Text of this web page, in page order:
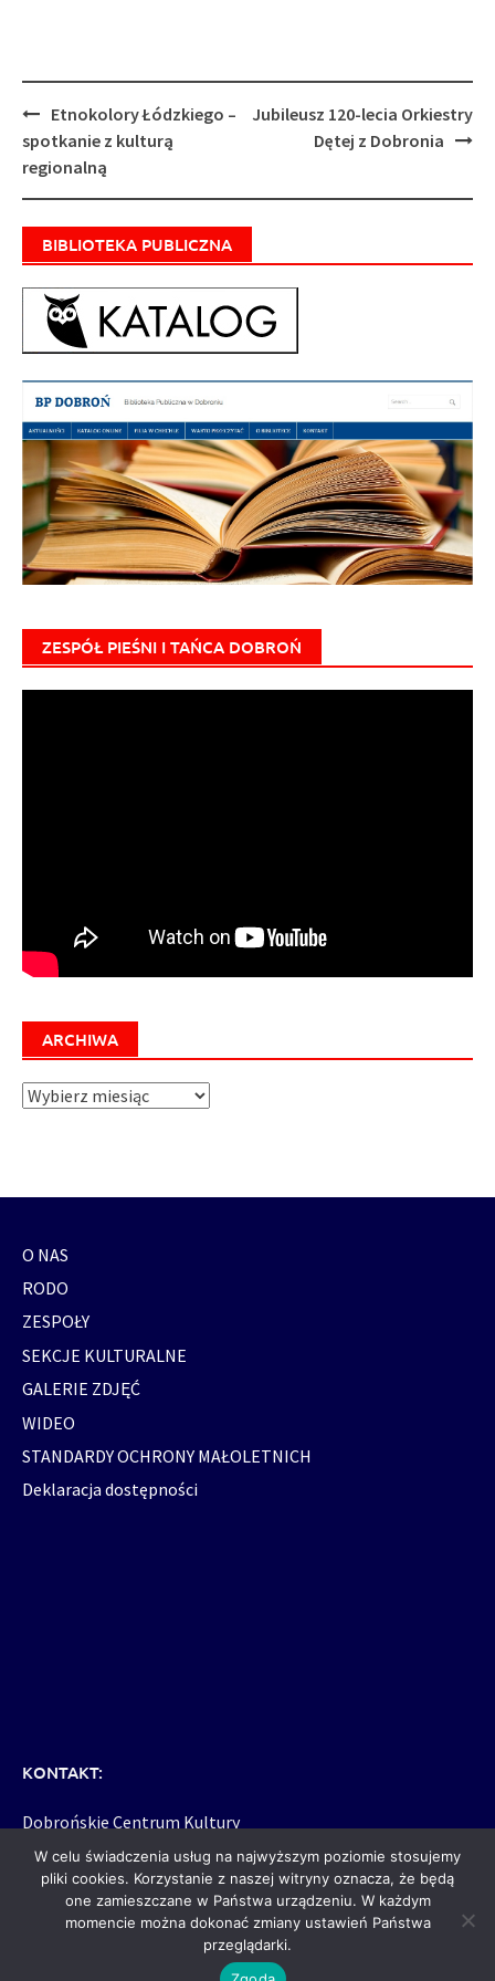
Post
navigation
Etnokolory Łódzkiego –
spotkanie z kulturą
regionalną
Jubileusz 120-lecia Orkiestry
Dętej z Dobronia
BIBLIOTEKA PUBLICZNA
ZESPÓŁ PIEŚNI I TAŃCA DOBROŃ
ARCHIWA
Archiwa
O NAS
RODO
ZESPOŁY
SEKCJE KULTURALNE
GALERIE ZDJĘĆ
WIDEO
STANDARDY OCHRONY MAŁOLETNICH
Deklaracja dostępności
KONTAKT:
Dobrońskie Centrum Kultury
95-082 Dobroń, woj. łódzkie
ul. W. Witosa 1a
dck@dck.dobron.pl
W celu świadczenia usług na najwyższym poziomie stosujemy
pliki cookies. Korzystanie z naszej witryny oznacza, że będą
one zamieszczane w Państwa urządzeniu. W każdym
momencie można dokonać zmiany ustawień Państwa
przeglądarki.